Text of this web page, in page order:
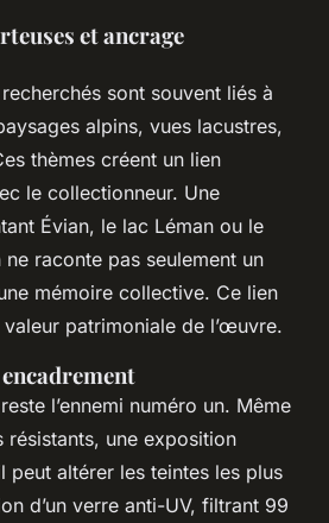
et ancrage
sont souvent liés à
alpins, vues lacustres,
thèmes créent un lien
le collectionneur. Une
Évian, le lac Léman ou le
raconte pas seulement un
mémoire collective. Ce lien
patrimoniale de l’œuvre.
l’ennemi numéro un. Même
résistants, une exposition
peut altérer les teintes les plus
d’un verre anti-UV, filtrant 99